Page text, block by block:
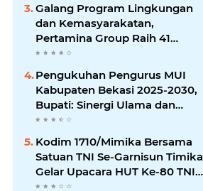
Galang Program Lingkungan
dan Kemasyarakatan,
Pertamina Group Raih 41
Penghargaan CSR & ESG
Pengukuhan Pengurus MUI
Kabupaten Bekasi 2025-2030,
Bupati: Sinergi Ulama dan
Umara Sangat Diperlukan
Kodim 1710/Mimika Bersama
Satuan TNI Se-Garnisun Timika
Gelar Upacara HUT Ke-80 TNI
Tahun 2025